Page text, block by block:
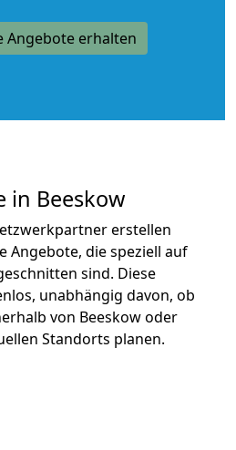
Angebote erhalten
in Beeskow
erstellen
Angebote, die speziell auf
sind. Diese
unabhängig davon, ob
von Beeskow oder
Standorts planen.